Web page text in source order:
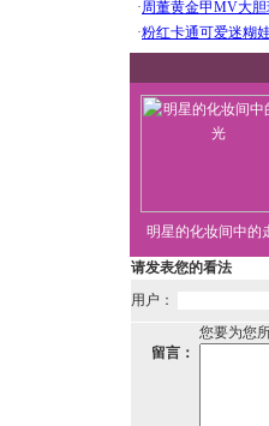
明星的化妆间中的
请发表您的看法
用户：
您要为您
留言：